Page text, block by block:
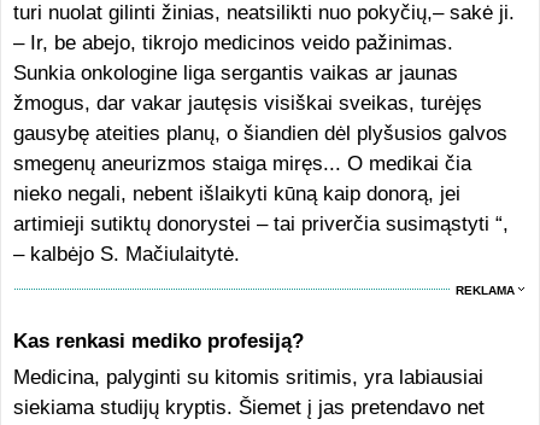
turi nuolat gilinti žinias, neatsilikti nuo pokyčių,– sakė ji.
– Ir, be abejo, tikrojo medicinos veido pažinimas.
Sunkia onkologine liga sergantis vaikas ar jaunas
žmogus, dar vakar jautęsis visiškai sveikas, turėjęs
gausybę ateities planų, o šiandien dėl plyšusios galvos
smegenų aneurizmos staiga miręs... O medikai čia
nieko negali, nebent išlaikyti kūną kaip donorą, jei
artimieji sutiktų donorystei – tai priverčia susimąstyti “,
– kalbėjo S. Mačiulaitytė.
REKLAMA
Kas renkasi mediko profesiją?
Medicina, palyginti su kitomis sritimis, yra labiausiai
siekiama studijų kryptis. Šiemet į jas pretendavo net